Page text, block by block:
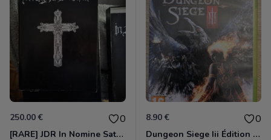
250.00 € 0
[RARE] JDR In Nomine Satanis / Magna Veritas – 1ère Édition BOÎTE (DOS BLANC, 1989) - CROC / Siroz
8.90 € 0
Dungeon Siege Iii Édition Limitée - Vf Intégrale Xbox 360